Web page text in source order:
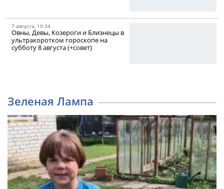
7 августа, 10:34
Овны, Девы, Козероги и Близнецы в
ультракоротком гороскопе на
субботу 8 августа (+совет)
Зеленая Лампа